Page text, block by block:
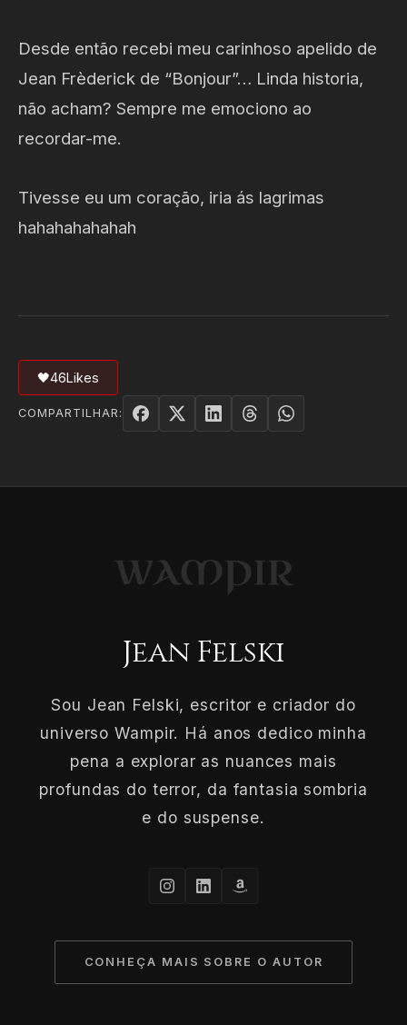
Desde então recebi meu carinhoso apelido de
Jean Frèderick de “Bonjour”… Linda historia,
não acham? Sempre me emociono ao
recordar-me.
Tivesse eu um coração, iria ás lagrimas
hahahahahahah
🖤46Likes
COMPARTILHAR:
Jean Felski
Sou Jean Felski, escritor e criador do
universo Wampir. Há anos dedico minha
pena a explorar as nuances mais
profundas do terror, da fantasia sombria
e do suspense.
CONHEÇA MAIS SOBRE O AUTOR